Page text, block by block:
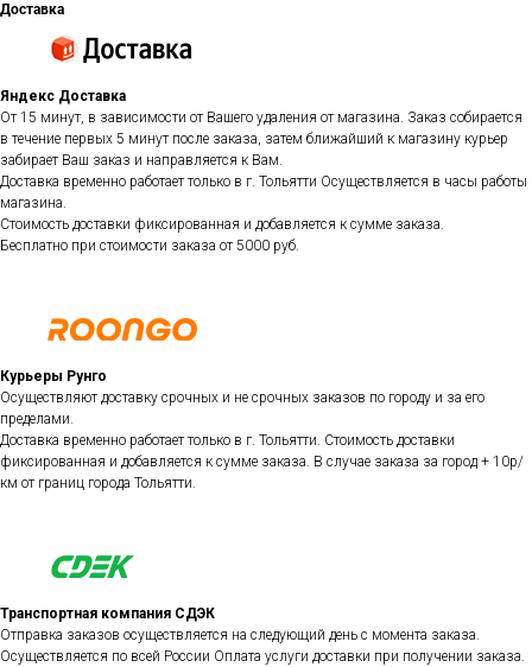
Доставка
Яндекс Доставка
От 15 минут, в зависимости от Вашего удаления от магазина. Заказ собирается
в течение первых 5 минут после заказа, затем ближайший к магазину курьер
забирает Ваш заказ и направляется к Вам.
Доставка временно работает только в г. Тольятти Осуществляется в часы работы
магазина.
Стоимость доставки фиксированная и добавляется к сумме заказа.
Бесплатно при стоимости заказа от 5000 руб.
Курьеры Рунго
Осуществляют доставку срочных и не срочных заказов по городу и за его
пределами.
Доставка временно работает только в г. Тольятти. Стоимость доставки
фиксированная и добавляется к сумме заказа. В случае заказа за город + 10р/
км от границ города Тольятти.
Транспортная компания СДЭК
Отправка заказов осуществляется на следующий день с момента заказа.
Осуществляется по всей России Оплата услуги доставки при получении заказа.